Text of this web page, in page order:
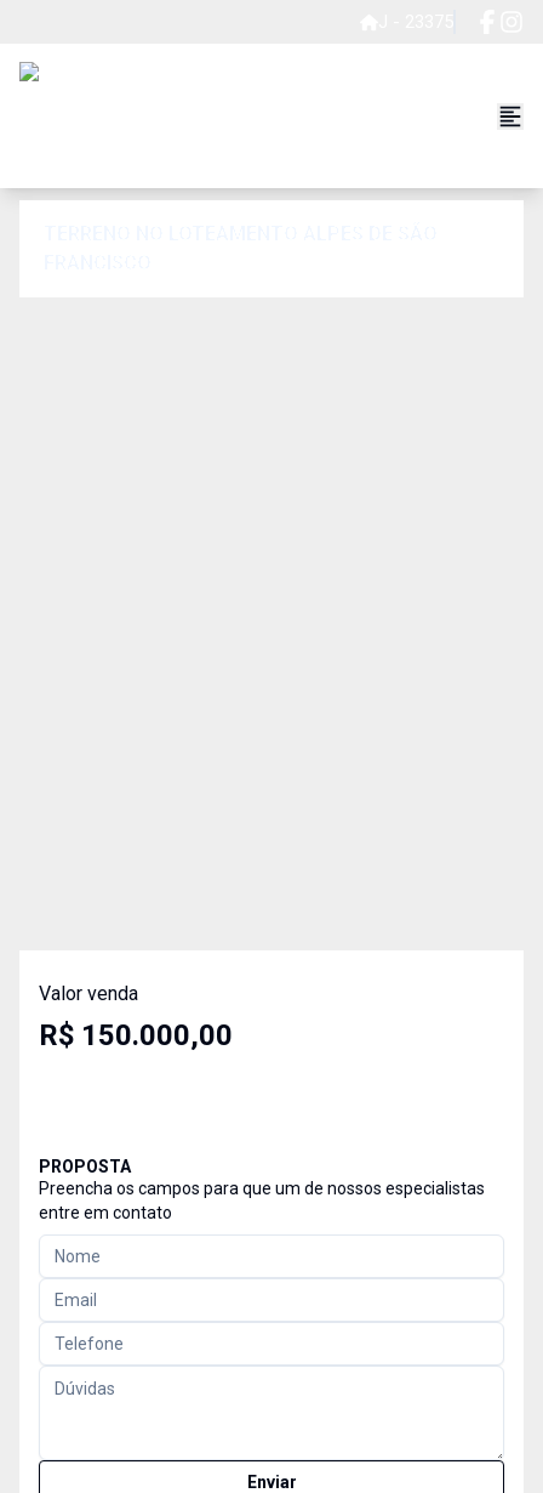
Valor venda
R$ 150.000,00
PROPOSTA
Preencha os campos para que um de nossos especialistas
entre em contato
Enviar